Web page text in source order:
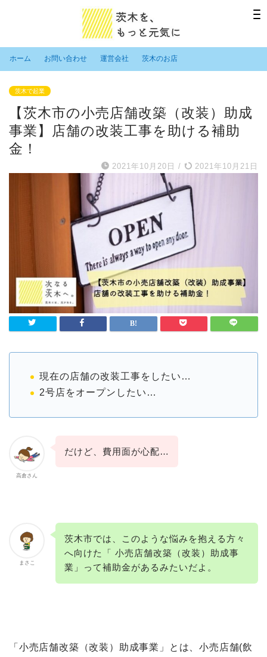
ホーム お問い合わせ 運営会社 茨木のお店
茨木で起業
【茨木市の小売店舗改築（改装）助成
事業】店舗の改装工事を助ける補助
金！
2021年10月20日 / 2021年10月21日
現在の店舗の改装工事をしたい…
2号店をオープンしたい…
高倉さん
だけど、費用面が心配…
まさこ
茨木市では、このような悩みを抱える方々
へ向けた「 小売店舗改築（改装）助成事
業」って補助金があるみたいだよ。
「小売店舗改築（改装）助成事業」とは、小売店舗(飲